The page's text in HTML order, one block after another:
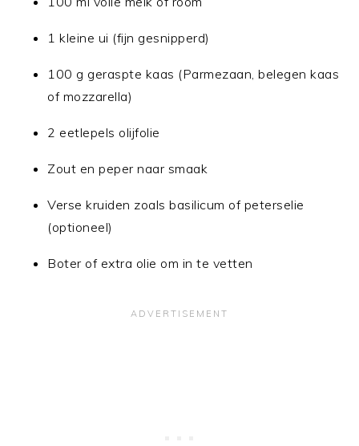
1 kleine ui (fijn gesnipperd)
100 g geraspte kaas (Parmezaan, belegen kaas
of mozzarella)
2 eetlepels olijfolie
Zout en peper naar smaak
Verse kruiden zoals basilicum of peterselie
(optioneel)
Boter of extra olie om in te vetten